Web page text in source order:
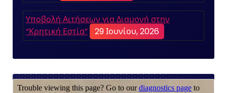
Yποβολή Αιτήσεων για Διαμονή στην
“Κρητική Εστία”
29 Ιουνίου, 2026